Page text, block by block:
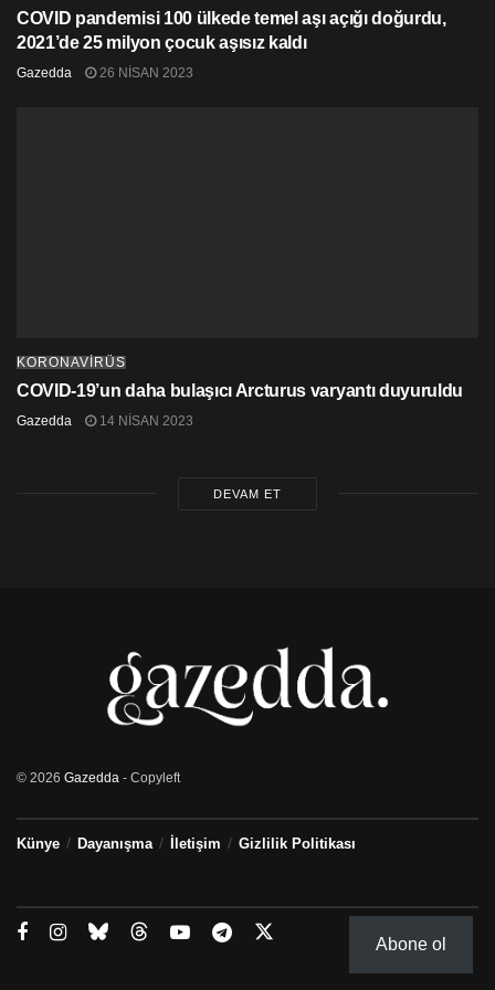
COVID pandemisi 100 ülkede temel aşı açığı doğurdu,
2021’de 25 milyon çocuk aşısız kaldı
Gazedda 26 NISAN 2023
KORONAVİRÜS
COVID-19’un daha bulaşıcı Arcturus varyantı duyuruldu
Gazedda 14 NISAN 2023
DEVAM ET
© 2026 Gazedda - Copyleft
Künye Dayanışma İletişim Gizlilik Politikası
Abone ol